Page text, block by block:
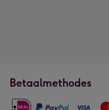
Betaalmethodes